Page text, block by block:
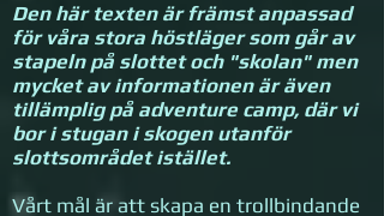
Den här texten är främst anpassad
för våra stora höstläger som går av
stapeln på slottet och "skolan" men
mycket av informationen är även
tillämplig på adventure camp, där vi
bor i stugan i skogen utanför
slottsområdet istället.
Vårt mål är att skapa en trollbindande